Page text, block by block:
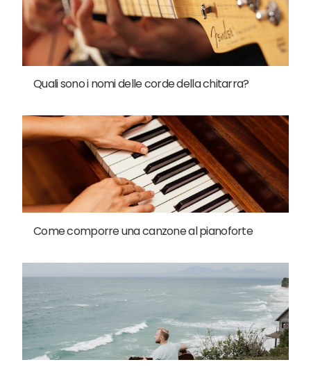
Quali sono i nomi delle corde della chitarra?
Come comporre una canzone al pianoforte